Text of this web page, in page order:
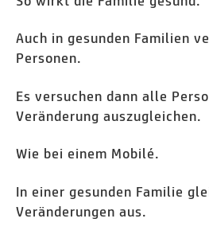
Auch in gesunden Familien
Personen.
Es versuchen dann alle
Veränderung auszugleichen.
Wie bei einem Mobilé.
In einer gesunden Familie
Veränderungen aus.